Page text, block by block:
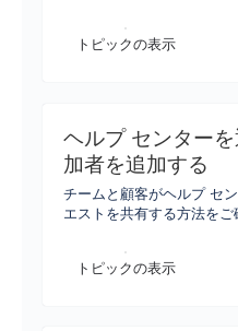
トピックの表示
ヘルプ センター
加者を追加する
チームと顧客がヘルプ セ
エストを共有する方法をご
トピックの表示